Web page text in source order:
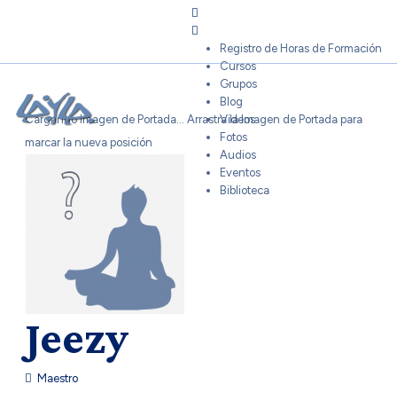
Registro de Horas de Formación
Cursos
Grupos
Blog
Videos
Fotos
Audios
Eventos
Biblioteca
Cargando Imagen de Portada... Arrastra la Imagen de Portada para
marcar la nueva posición
Jeezy
Maestro